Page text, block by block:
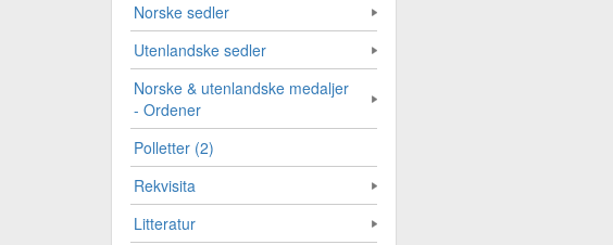
Norske sedler
Utenlandske sedler
Norske & utenlandske medaljer
- Ordener
Polletter (2)
Rekvisita
Litteratur